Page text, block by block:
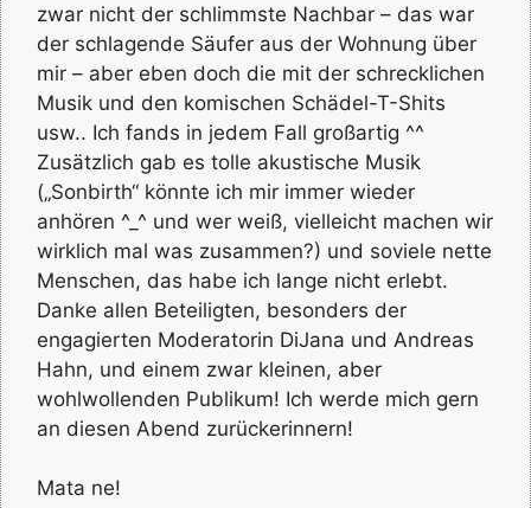
zwar nicht der schlimmste Nachbar – das war
der schlagende Säufer aus der Wohnung über
mir – aber eben doch die mit der schrecklichen
Musik und den komischen Schädel-T-Shits
usw.. Ich fands in jedem Fall großartig ^^
Zusätzlich gab es tolle akustische Musik
(„Sonbirth“ könnte ich mir immer wieder
anhören ^_^ und wer weiß, vielleicht machen wir
wirklich mal was zusammen?) und soviele nette
Menschen, das habe ich lange nicht erlebt.
Danke allen Beteiligten, besonders der
engagierten Moderatorin DiJana und Andreas
Hahn, und einem zwar kleinen, aber
wohlwollenden Publikum! Ich werde mich gern
an diesen Abend zurückerinnern!
Mata ne!